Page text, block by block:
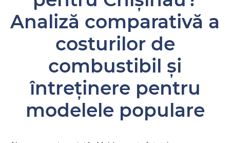
Analiză comparativă a
costurilor de
combustibil și
întreținere pentru
modelele populare